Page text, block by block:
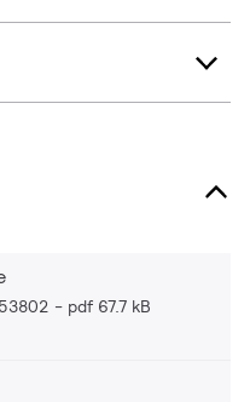
pdf 67.7 kB